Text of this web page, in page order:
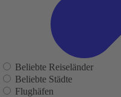
Beliebte Reiseländer
Beliebte Städte
Flughäfen